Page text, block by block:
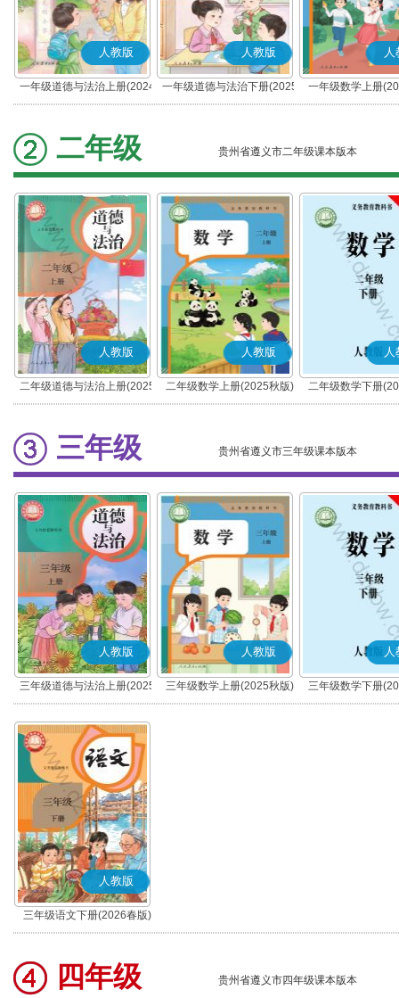
人教版
一年级道德与法治上册(2024
秋版)(部编版)
人教版
一年级道德与法治下册(2025
春版)(部编版)
人
一年级数学上册
二年级 贵州省遵义市二年级课本版本
人教版
二年级道德与法治上册(2025
秋版)(部编版)
人教版
二年级数学上册(2025秋版)
人
二年级数学下册
三年级 贵州省遵义市三年级课本版本
人教版
三年级道德与法治上册(2025
秋版)(部编版)
人教版
三年级数学上册(2025秋版)
人
三年级数学下册
人教版
三年级语文下册(2026春版)
(部编版)
四年级 贵州省遵义市四年级课本版本